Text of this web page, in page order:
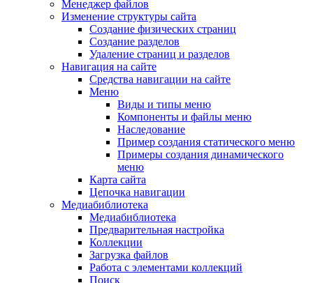
Менеджер файлов
Изменение структуры сайта
Создание физических страниц
Создание разделов
Удаление страниц и разделов
Навигация на сайте
Средства навигации на сайте
Меню
Виды и типы меню
Компоненты и файлы меню
Наследование
Пример создания статического меню
Примеры создания динамического
меню
Карта сайта
Цепочка навигации
Медиабиблиотека
Медиабиблиотека
Предварительная настройка
Коллекции
Загрузка файлов
Работа с элементами коллекций
Поиск